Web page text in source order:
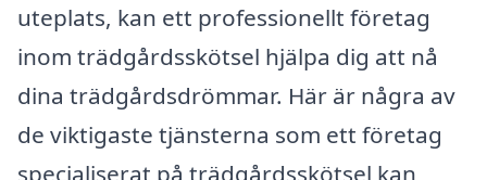
uteplats, kan ett professionellt företag
inom trädgårdsskötsel hjälpa dig att nå
dina trädgårdsdrömmar. Här är några av
de viktigaste tjänsterna som ett företag
specialiserat på trädgårdsskötsel kan